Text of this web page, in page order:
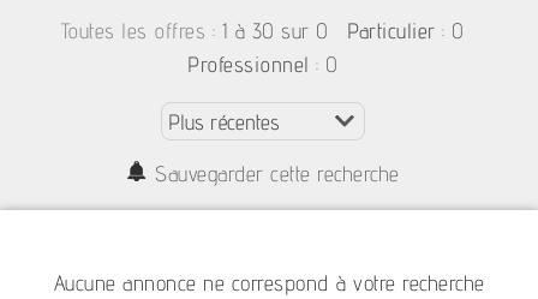
Toutes les offres : 1 à 30 sur 0 Particulier : 0
Professionnel : 0
Sauvegarder cette recherche
Aucune annonce ne correspond à votre recherche